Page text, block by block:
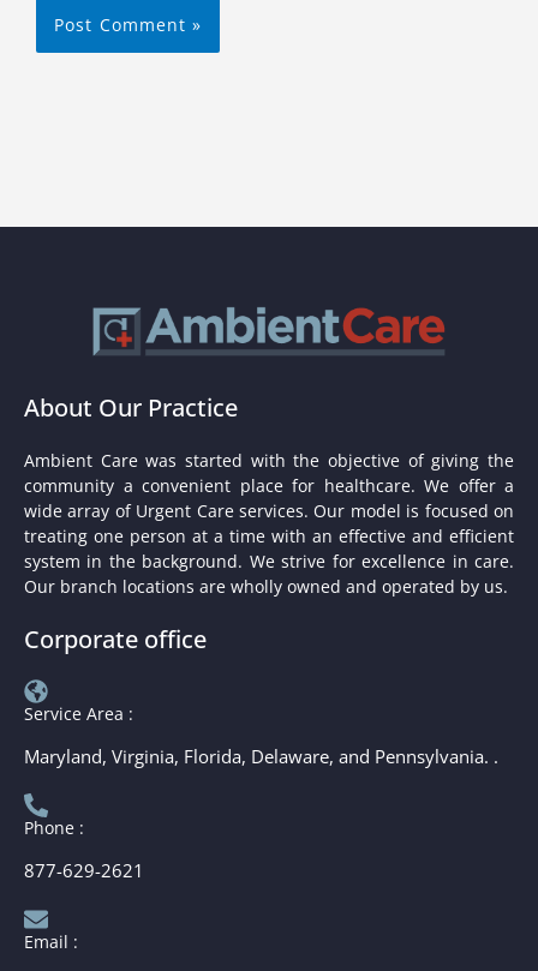
About Our Practice
Ambient Care was started with the objective of giving the
community a convenient place for healthcare. We offer a
wide array of Urgent Care services. Our model is focused on
treating one person at a time with an effective and efficient
system in the background. We strive for excellence in care.
Our branch locations are wholly owned and operated by us.
Corporate office
Service Area :
Maryland, Virginia, Florida, Delaware, and Pennsylvania. .
Phone :
877-629-2621
Email :